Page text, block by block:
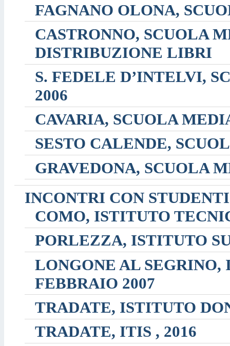
FAGNANO OLONA,
CASTRONNO, SCUOLA
DISTRIBUZIONE LIBRI
S. FEDELE D’INTELVI,
2006
CAVARIA, SCUOLA
SESTO CALENDE,
GRAVEDONA, SCUOLA
INCONTRI CON
COMO, ISTITUTO
PORLEZZA, ISTITUTO
LONGONE AL SEGRINO,
FEBBRAIO 2007
TRADATE, ISTITUTO
TRADATE, ITIS , 2016